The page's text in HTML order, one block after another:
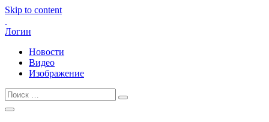
Skip to content
Логин
Новости
Видео
Изображение